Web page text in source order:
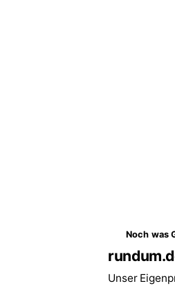
Noch was
Unser